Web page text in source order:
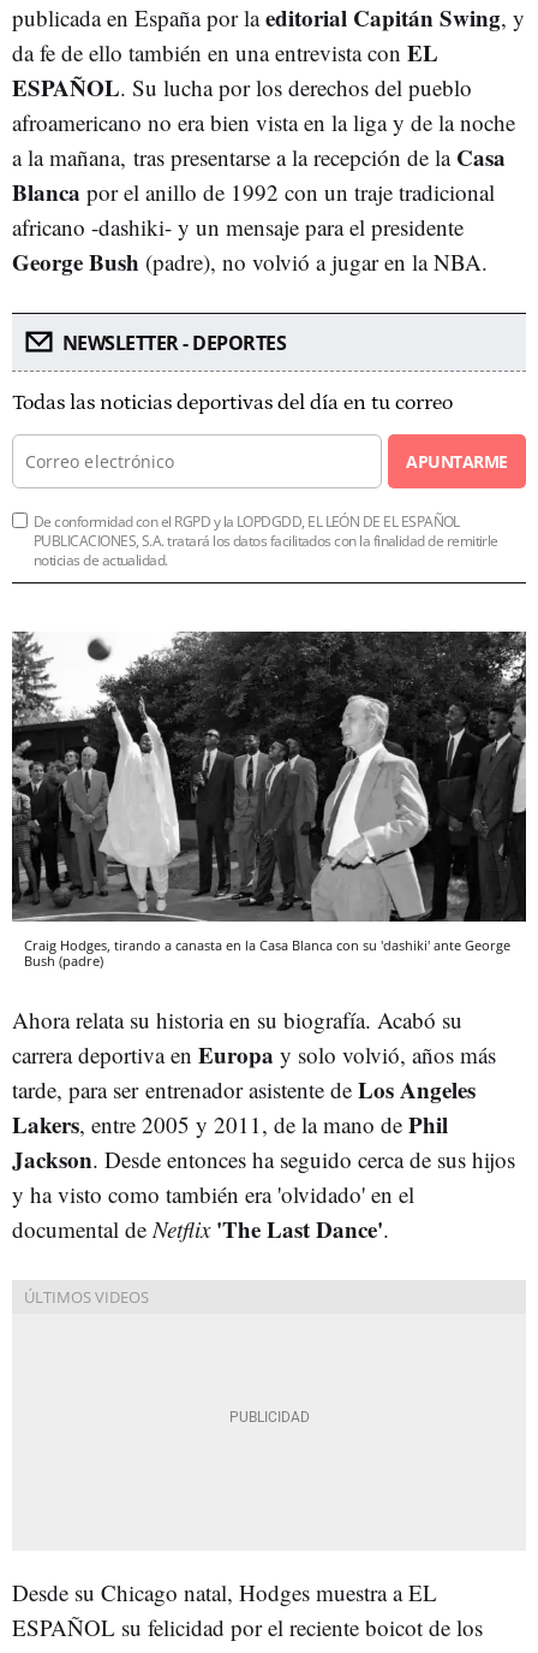
publicada en España por laeditorial Capitán Swing, y
da fe de ello también en una entrevista con EL
ESPAÑOL. Su lucha por los derechos del pueblo
afroamericano no era bien vista en la liga y de la noche
a la mañana, tras presentarse a la recepción de la Casa
Blanca por el anillo de 1992 con un traje tradicional
africano -dashiki- y un mensaje para el presidente
George Bush (padre), no volvió a jugar en la NBA.
NEWSLETTER - DEPORTES
Todas las noticias deportivas del día en tu correo
APUNTARME
De conformidad con el RGPD y la LOPDGDD, EL LEÓN DE EL ESPAÑOL
PUBLICACIONES, S.A. tratará los datos facilitados con la finalidad de remitirle
noticias de actualidad.
Craig Hodges, tirando a canasta en la Casa Blanca con su 'dashiki' ante George
Bush (padre)
Ahora relata su historia en su biografía. Acabó su
carrera deportiva en Europa y solo volvió, años más
tarde, para ser entrenador asistente de Los Angeles
Lakers, entre 2005 y 2011, de la mano de Phil
Jackson. Desde entonces ha seguido cerca de sus hijos
y ha visto como también era 'olvidado' en el
documental de Netflix 'The Last Dance'.
Desde su Chicago natal, Hodges muestra a EL
ESPAÑOL su felicidad por el reciente boicot de los